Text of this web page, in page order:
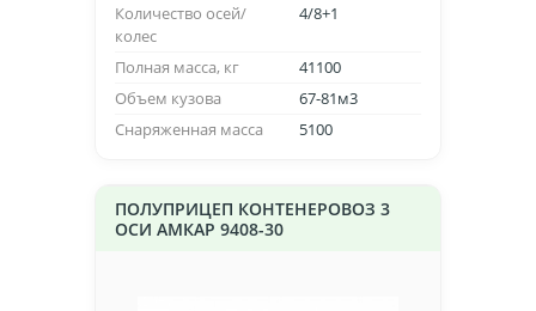
Количество осей/
колес
4/8+1
Полная масса, кг
41100
Объем кузова
67-81м3
Снаряженная масса
5100
ПОЛУПРИЦЕП КОНТЕНЕРОВОЗ 3
ОСИ АМКАР 9408-30